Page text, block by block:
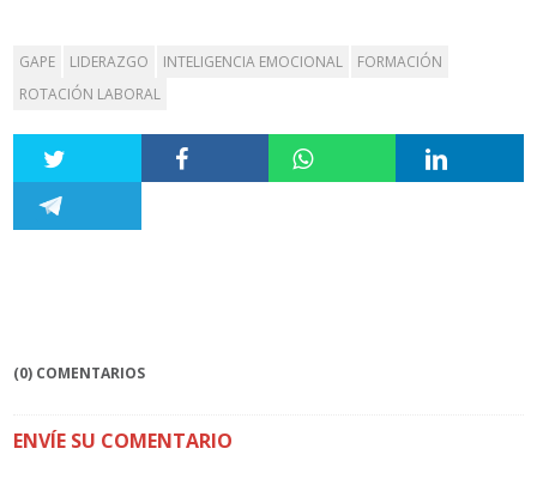
GAPE LIDERAZGO INTELIGENCIA EMOCIONAL
FORMACIÓN
ROTACIÓN LABORAL
(0) COMENTARIOS
ENVÍE SU COMENTARIO